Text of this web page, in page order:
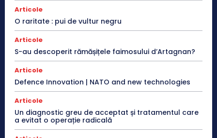
Articole
O raritate : pui de vultur negru
Articole
S-au descoperit rămășițele faimosului d’Artagnan?
Articole
Defence Innovation | NATO and new technologies
Articole
Un diagnostic greu de acceptat și tratamentul care
a evitat o operație radicală